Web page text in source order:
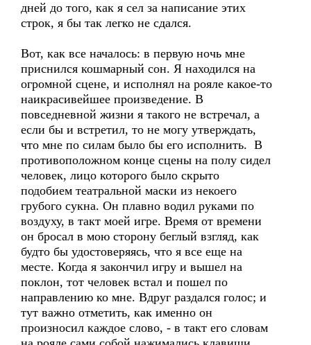
дней до того, как я сел за написание этих
строк, я бы так легко не сдался.
Вот, как все началось: в первую ночь мне
приснился кошмарный сон. Я находился на
огромной сцене, и исполнял на рояле какое-то
наикрасивейшее произведение. В
повседневной жизни я такого не встречал, а
если бы и встретил, то не могу утверждать,
что мне по силам было бы его исполнить. В
противоположном конце сцены на полу сидел
человек, лицо которого было скрыто
подобием театральной маски из некоего
грубого сукна. Он плавно водил руками по
воздуху, в такт моей игре. Время от времени
он бросал в мою сторону беглый взгляд, как
будто бы удостоверяясь, что я все еще на
месте. Когда я закончил игру и вышел на
поклон, тот человек встал и пошел по
направлению ко мне. Вдруг раздался голос; и
тут важно отметить, как именно он
произносил каждое слово, - в такт его словам